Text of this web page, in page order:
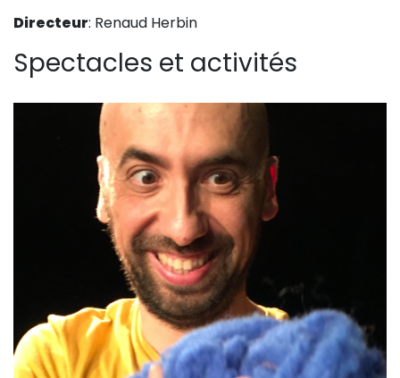
Sur le terrain
Sur l’étagère
(Documents, études, publications)
Directeur: Renaud Herbin
Spectacles et activités